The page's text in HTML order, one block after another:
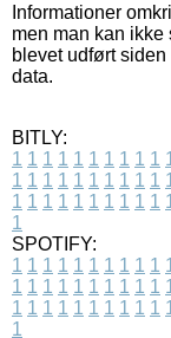
Informationer
men man kan
blevet udført
data.
BITLY:
1 1 1 1 1 1 1 1 1 1
1 1 1 1 1 1 1 1 1 1
1 1 1 1 1 1 1 1 1 1
1
SPOTIFY:
1 1 1 1 1 1 1 1 1 1
1 1 1 1 1 1 1 1 1 1
1 1 1 1 1 1 1 1 1 1
1